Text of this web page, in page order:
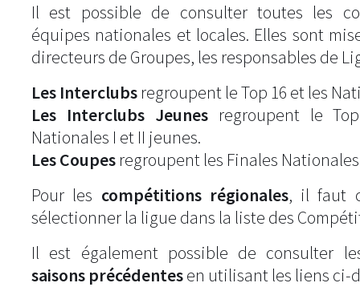
Il est possible de consulter toutes les
équipes nationales et locales. Elles sont
directeurs de Groupes, les responsables de
Les Interclubs regroupent le Top 16 et les
Les Interclubs Jeunesregroupent le
Nationales I et II jeunes.
Les Coupes regroupent les Finales
Pour les compétitions régionales, il faut
sélectionner la ligue dans la liste des
Il est également possible de consulter
saisons précédentesen utilisant les liens ci-